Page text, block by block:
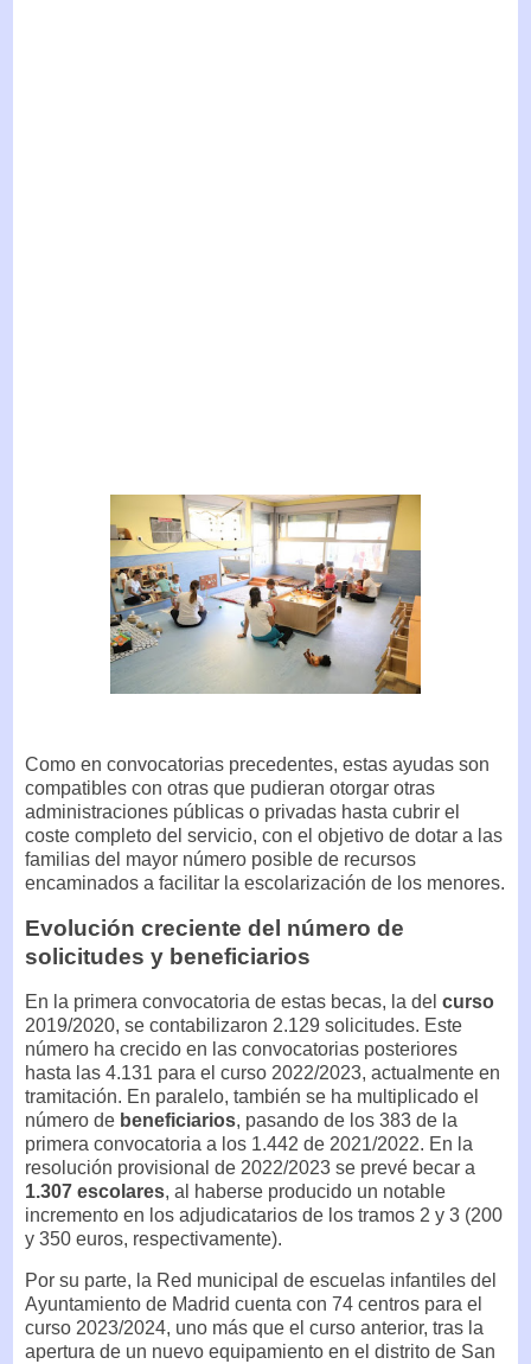
Como en convocatorias precedentes, estas ayudas son
compatibles con otras que pudieran otorgar otras
administraciones públicas o privadas hasta cubrir el
coste completo del servicio, con el objetivo de dotar a las
familias del mayor número posible de recursos
encaminados a facilitar la escolarización de los menores.
Evolución creciente del número de
solicitudes y beneficiarios
En la primera convocatoria de estas becas, la del curso
2019/2020, se contabilizaron 2.129 solicitudes. Este
número ha crecido en las convocatorias posteriores
hasta las 4.131 para el curso 2022/2023, actualmente en
tramitación. En paralelo, también se ha multiplicado el
número de beneficiarios, pasando de los 383 de la
primera convocatoria a los 1.442 de 2021/2022. En la
resolución provisional de 2022/2023 se prevé becar a
1.307 escolares, al haberse producido un notable
incremento en los adjudicatarios de los tramos 2 y 3 (200
y 350 euros, respectivamente).
Por su parte, la Red municipal de escuelas infantiles del
Ayuntamiento de Madrid cuenta con 74 centros para el
curso 2023/2024, uno más que el curso anterior, tras la
apertura de un nuevo equipamiento en el distrito de San